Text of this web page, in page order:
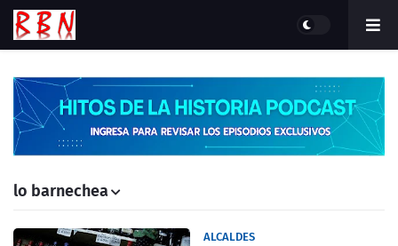
lo barnechea
ALCALDES